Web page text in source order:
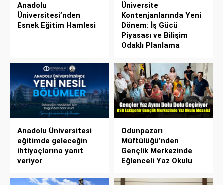
Anadolu
Üniversitesi’nden
Esnek Eğitim Hamlesi
Üniversite
Kontenjanlarında Yeni
Dönem: İş Gücü
Piyasası ve Bilişim
Odaklı Planlama
Anadolu Üniversitesi
eğitimde geleceğin
ihtiyaçlarına yanıt
veriyor
Odunpazarı
Müftülüğü’nden
Gençlik Merkezinde
Eğlenceli Yaz Okulu